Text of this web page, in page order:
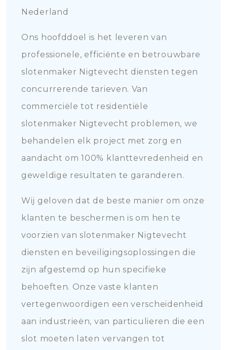
Nederland
Ons hoofddoel is het leveren van
professionele, efficiënte en betrouwbare
slotenmaker Nigtevecht diensten tegen
concurrerende tarieven. Van
commerciële tot residentiële
slotenmaker Nigtevecht problemen, we
behandelen elk project met zorg en
aandacht om 100% klanttevredenheid en
geweldige resultaten te garanderen.
Wij geloven dat de beste manier om onze
klanten te beschermen is om hen te
voorzien van slotenmaker Nigtevecht
diensten en beveiligingsoplossingen die
zijn afgestemd op hun specifieke
behoeften. Onze vaste klanten
vertegenwoordigen een verscheidenheid
aan industrieën, van particulieren die een
slot moeten laten vervangen tot